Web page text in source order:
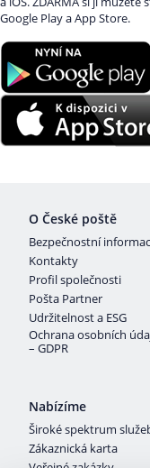
Google Play a App Store.
O České poště
Bezpečnostní
Kontakty
Profil společnosti
Pošta Partner
Udržitelnost a ESG
Ochrana osobních
– GDPR
Nabízíme
Široké spektrum
Zákaznická karta